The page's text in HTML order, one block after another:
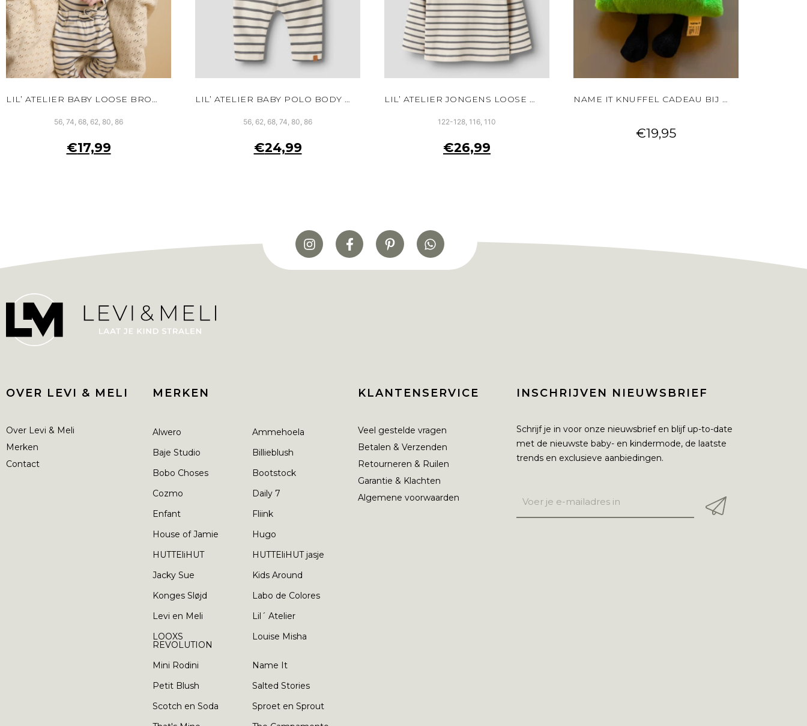
LIL’ ATELIER BABY LOOSE BROEK WIT BIOLOGISCH KATOEN VERSTELBARE TAILLE
56, 74, 68, 62, 80, 86
€17,99
LIL’ ATELIER BABY POLO BODY WIT BIOLOGISCH KATOEN DRUKKNOOPJES
56, 62, 68, 74, 80, 86
€24,99
LIL’ ATELIER JONGENS LOOSE POLO SWEATER WIT TURTLEDOVE BIOLOGISCH KATOEN
122-128, 116, 110
€26,99
NAME IT KNUFFEL CADEAU BIJ JE BESTELLING!
€19,95
OVER LEVI & MELI
Over Levi & Meli
Merken
Contact
MERKEN
Alwero
Ammehoela
Baje Studio
Billieblush
Bobo Choses
Bootstock
Cozmo
Daily 7
Enfant
Fliink
House of Jamie
Hugo
HUTTEliHUT
HUTTEliHUT jasje
Jacky Sue
Kids Around
Konges Sløjd
Labo de Colores
Levi en Meli
Lil´ Atelier
LOOXS
REVOLUTION
Louise Misha
Mini Rodini
Name It
Petit Blush
Salted Stories
Scotch en Soda
Sproet en Sprout
KLANTENSERVICE
Veel gestelde vragen
Betalen & Verzenden
Retourneren & Ruilen
Garantie & Klachten
Algemene voorwaarden
INSCHRIJVEN NIEUWSBRIEF
Schrijf je in voor onze nieuwsbrief en blijf up-to-date
met de nieuwste baby- en kindermode, de laatste
trends en exclusieve aanbiedingen.